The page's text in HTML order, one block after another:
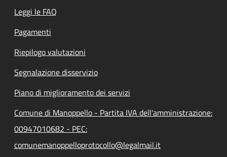
Leggi le FAQ
Pagamenti
Riepilogo valutazioni
Segnalazione disservizio
Piano di miglioramento dei servizi
Comune di Manoppello - Partita IVA dell'amministrazione:
00947010682 - PEC:
comunemanoppelloprotocollo@legalmail.it